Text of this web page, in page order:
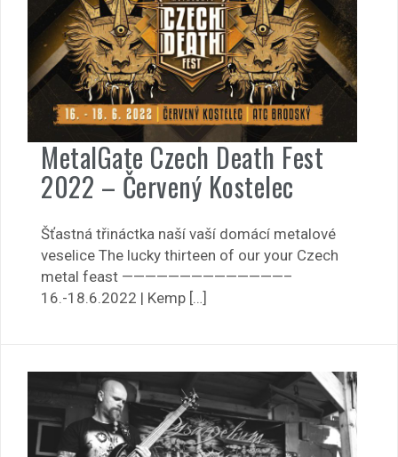
MetalGate Czech Death Fest
2022 – Červený Kostelec
Šťastná třináctka naší vaší domácí metalové
veselice The lucky thirteen of our your Czech
metal feast ——————————————–
16.-18.6.2022 | Kemp […]